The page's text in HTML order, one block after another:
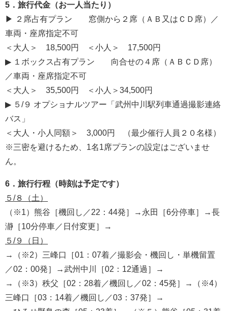
5．旅行代金（お一人当たり）
▶ ２席占有プラン 窓側から２席（ＡＢ又はＣＤ席）／
車両・座席指定不可
＜大人＞ 18,500円 ＜小人＞ 17,500円
▶ １ボックス占有プラン 向合せの４席（ＡＢＣＤ席）
／車両・座席指定不可
＜大人＞ 35,500円 ＜小人＞34,500円
▶ ５/９ オプショナルツアー「武州中川駅列車通過撮影連絡
バス」
＜大人・小人同額＞ 3,000円 （最少催行人員２０名様）
※三密を避けるため、1名1席プランの設定はございませ
ん。
6．旅行行程（時刻は予定です）
５/８（土）
（※1）熊谷［機回し／22：44発］→永田［6分停車］→長
瀞［10分停車／日付変更］→
５/９（日）
→（※2）三峰口［01：07着／撮影会・機回し・単機留置
／02：00発］→武州中川［02：12通過］→
→（※3）秩父［02：28着／機回し／02：45発］→（※4）
三峰口［03：14着／機回し／03：37発］→